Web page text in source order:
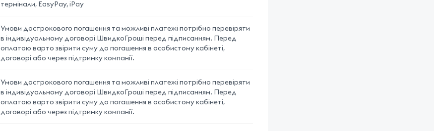
термінали, EasyPay, iPay
Умови дострокового погашення та можливі платежі потрібно перевіряти
в індивідуальному договорі ШвидкоГроші перед підписанням. Перед
оплатою варто звірити суму до погашення в особистому кабінеті,
договорі або через підтримку компанії.
Умови дострокового погашення та можливі платежі потрібно перевіряти
в індивідуальному договорі ШвидкоГроші перед підписанням. Перед
оплатою варто звірити суму до погашення в особистому кабінеті,
договорі або через підтримку компанії.